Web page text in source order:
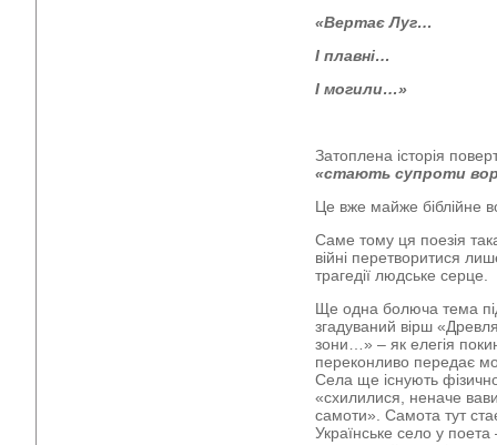
«Вертає Луг…
І плавні…
І могили…»
Затоплена історія
«стають супроти
Це вже майже біблійне
Саме тому ця поезія
війні перетворитися
трагедії людське серце.
Ще одна болюча тема
згадуваний вірш
зони…» – як елегія
переконливо передає
Села ще існують
«схилилися, неначе
самоти». Самота тут
Українське село у поета